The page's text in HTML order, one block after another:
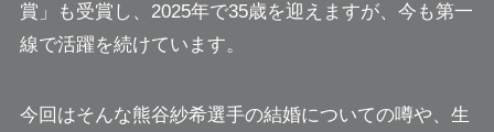
賞」も受賞し、2025年で35歳を迎えますが、今も第一
線で活躍を続けています。
今回はそんな熊谷紗希選手の結婚についての噂や、生